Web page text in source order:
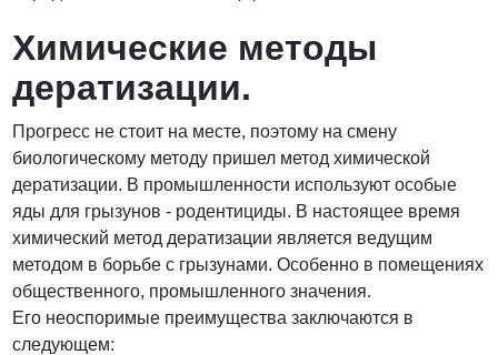
Химические методы
дератизации.
Прогресс не стоит на месте, поэтому на смену
биологическому методу пришел метод химической
дератизации. В промышленности используют особые
яды для грызунов - родентициды. В настоящее время
химический метод дератизации является ведущим
методом в борьбе с грызунами. Особенно в помещениях
общественного, промышленного значения.
Его неоспоримые преимущества заключаются в
следующем: